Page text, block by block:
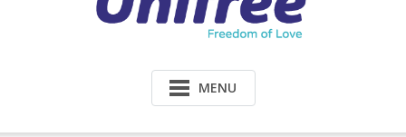
MENU